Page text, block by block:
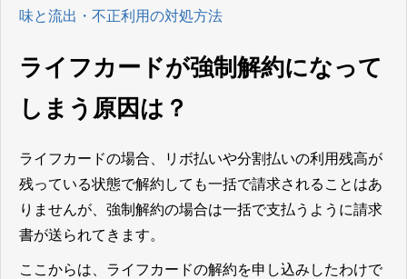
味と流出・不正利用の対処方法
ライフカードが強制解約になって
しまう原因は？
ライフカードの場合、リボ払いや分割払いの利用残高が
残っている状態で解約しても一括で請求されることはあ
りませんが、強制解約の場合は一括で支払うように請求
書が送られてきます。
ここからは、ライフカードの解約を申し込みしたわけで